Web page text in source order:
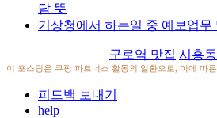
담 뜻
기상청에서 하는일 중 예보업무
구로역 맛집 시흥
이 포스팅은 쿠팡 파트너스 활동의 일환으로, 이에 따
피드백 보내기
help